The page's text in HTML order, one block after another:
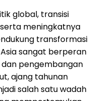
global, transisi
meningkatnya
transformasi
sangat berperan
dan pengembangan
ajang tahunan
salah satu wadah